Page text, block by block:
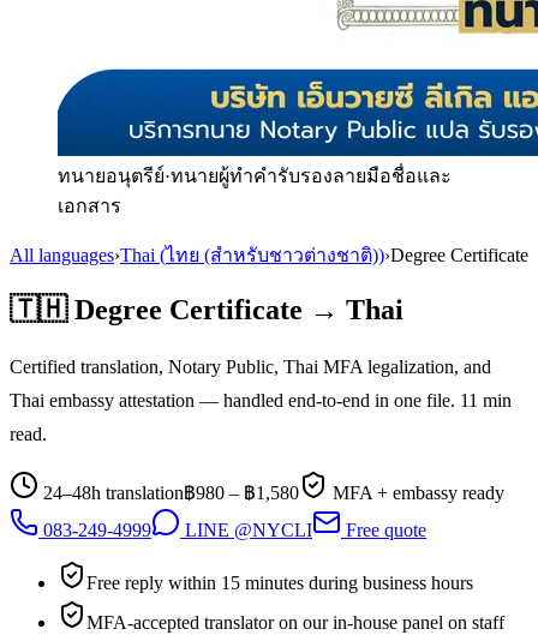
ทนายอนุตรีย์·ทนายผู้ทำคำรับรองลายมือชื่อและ
เอกสาร
All languages›Thai (ไทย (สำหรับชาวต่างชาติ))›Degree Certificate
🇹🇭 Degree Certificate → Thai
Certified translation, Notary Public, Thai MFA legalization, and
Thai embassy attestation — handled end-to-end in one file. 11 min
read.
24–48h translation฿980 – ฿1,580
MFA + embassy ready
083-249-4999
LINE @NYCLI Free quote
Free reply within 15 minutes during business hours
MFA-accepted translator on our in-house panel on staff